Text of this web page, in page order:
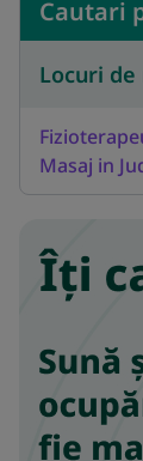
Cautari
Locuri
Masaj in